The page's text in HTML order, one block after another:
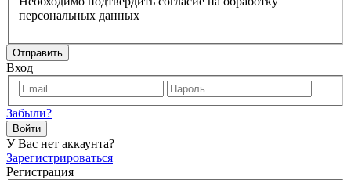
персональных данных
Отправить
Вход
Забыли?
Войти
У Вас нет аккаунта?
Зарегистрироваться
Регистрация